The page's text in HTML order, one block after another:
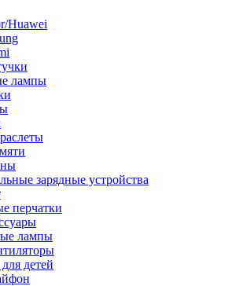
Huawei
лампы
зарядные устройства
перчатки
лампы
детей